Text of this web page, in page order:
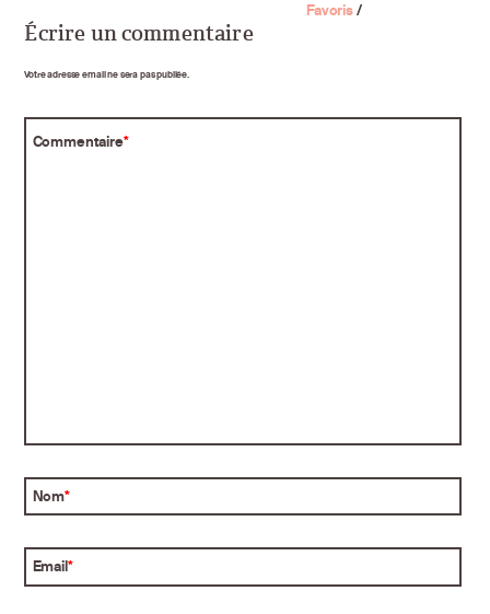
Favoris/
Écrire un commentaire
Votre adresse email ne sera pas publiée.
Commentaire*
Nom*
Email*